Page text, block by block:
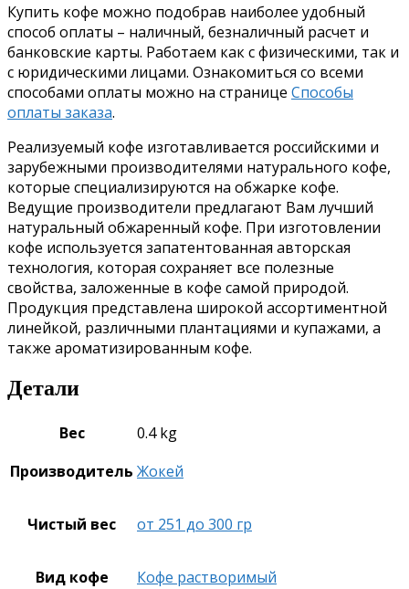
Купить кофе можно подобрав наиболее удобный
способ оплаты – наличный, безналичный расчет и
банковские карты. Работаем как с физическими, так и
с юридическими лицами. Ознакомиться со всеми
способами оплаты можно на странице Способы
оплаты заказа.
Реализуемый кофе изготавливается российскими и
зарубежными производителями натурального кофе,
которые специализируются на обжарке кофе.
Ведущие производители предлагают Вам лучший
натуральный обжаренный кофе. При изготовлении
кофе используется запатентованная авторская
технология, которая сохраняет все полезные
свойства, заложенные в кофе самой природой.
Продукция представлена широкой ассортиментной
линейкой, различными плантациями и купажами, а
также ароматизированным кофе.
Детали
Вес
0.4 kg
Производитель Жокей
Чистый вес от 251 до 300 гр
Вид кофе Кофе растворимый